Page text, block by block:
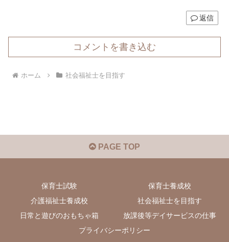
返信
コメントを書き込む
ホーム 社会福祉士を目指す
PAGE TOP
保育士試験
保育士養成校
介護福祉士養成校
社会福祉士を目指す
日常と遊びのおもちゃ箱
放課後等デイサービスの仕事
プライバシーポリシー